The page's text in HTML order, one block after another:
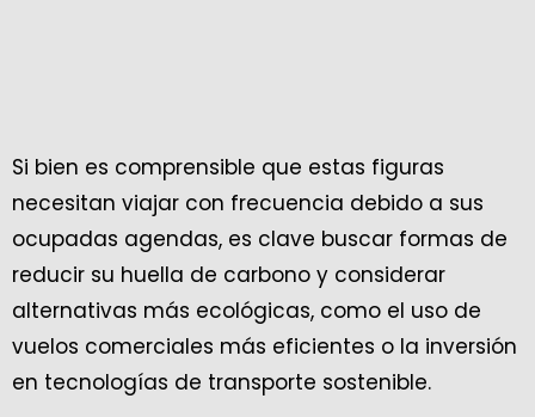
Si bien es comprensible que estas figuras
necesitan viajar con frecuencia debido a sus
ocupadas agendas, es clave buscar formas de
reducir su huella de carbono y considerar
alternativas más ecológicas, como el uso de
vuelos comerciales más eficientes o la inversión
en tecnologías de transporte sostenible.